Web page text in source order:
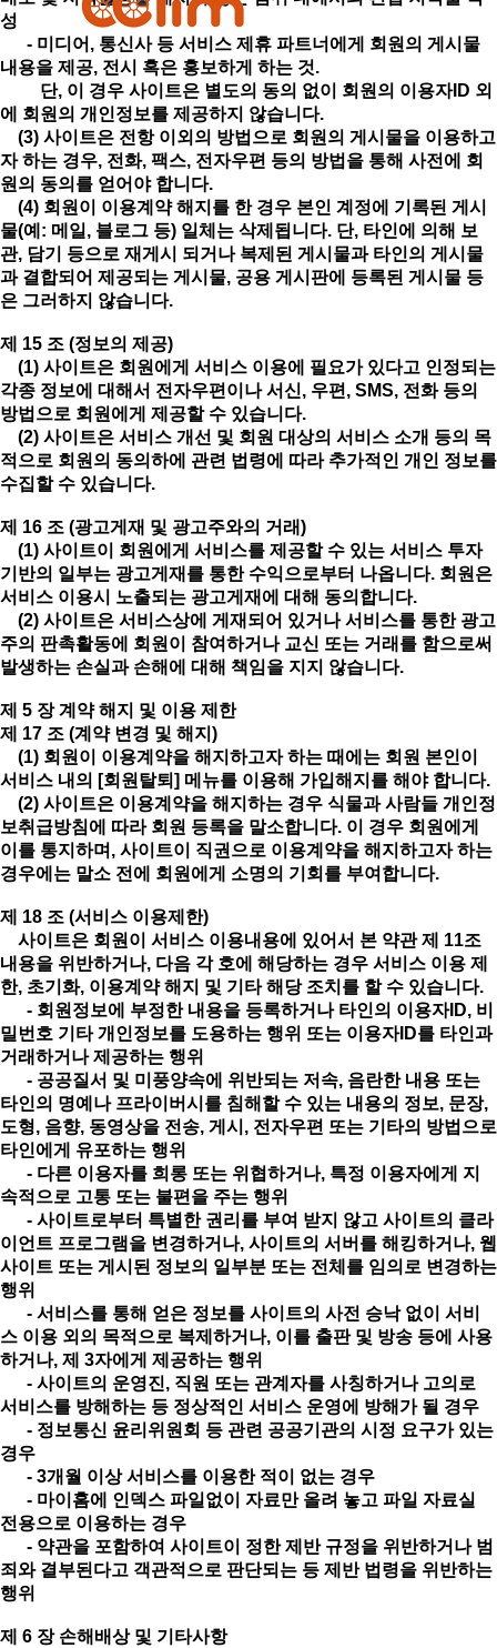
성
- 미디어, 통신사 등 서비스 제휴 파트너에게 회원의 게시물
내용을 제공, 전시 혹은 홍보하게 하는 것.
단, 이 경우 사이트은 별도의 동의 없이 회원의 이용자ID 외
에 회원의 개인정보를 제공하지 않습니다.
(3) 사이트은 전항 이외의 방법으로 회원의 게시물을 이용하고
자 하는 경우, 전화, 팩스, 전자우편 등의 방법을 통해 사전에 회
원의 동의를 얻어야 합니다.
(4) 회원이 이용계약 해지를 한 경우 본인 계정에 기록된 게시
물(예: 메일, 블로그 등) 일체는 삭제됩니다. 단, 타인에 의해 보
관, 담기 등으로 재게시 되거나 복제된 게시물과 타인의 게시물
과 결합되어 제공되는 게시물, 공용 게시판에 등록된 게시물 등
은 그러하지 않습니다.
제 15 조 (정보의 제공)
(1) 사이트은 회원에게 서비스 이용에 필요가 있다고 인정되는
각종 정보에 대해서 전자우편이나 서신, 우편, SMS, 전화 등의
방법으로 회원에게 제공할 수 있습니다.
(2) 사이트은 서비스 개선 및 회원 대상의 서비스 소개 등의 목
적으로 회원의 동의하에 관련 법령에 따라 추가적인 개인 정보를
수집할 수 있습니다.
제 16 조 (광고게재 및 광고주와의 거래)
(1) 사이트이 회원에게 서비스를 제공할 수 있는 서비스 투자
기반의 일부는 광고게재를 통한 수익으로부터 나옵니다. 회원은
서비스 이용시 노출되는 광고게재에 대해 동의합니다.
(2) 사이트은 서비스상에 게재되어 있거나 서비스를 통한 광고
주의 판촉활동에 회원이 참여하거나 교신 또는 거래를 함으로써
발생하는 손실과 손해에 대해 책임을 지지 않습니다.
제 5 장 계약 해지 및 이용 제한
제 17 조 (계약 변경 및 해지)
(1) 회원이 이용계약을 해지하고자 하는 때에는 회원 본인이
서비스 내의 [회원탈퇴] 메뉴를 이용해 가입해지를 해야 합니다.
(2) 사이트은 이용계약을 해지하는 경우 식물과 사람들 개인정
보취급방침에 따라 회원 등록을 말소합니다. 이 경우 회원에게
이를 통지하며, 사이트이 직권으로 이용계약을 해지하고자 하는
경우에는 말소 전에 회원에게 소명의 기회를 부여합니다.
제 18 조 (서비스 이용제한)
사이트은 회원이 서비스 이용내용에 있어서 본 약관 제 11조
내용을 위반하거나, 다음 각 호에 해당하는 경우 서비스 이용 제
한, 초기화, 이용계약 해지 및 기타 해당 조치를 할 수 있습니다.
- 회원정보에 부정한 내용을 등록하거나 타인의 이용자ID, 비
밀번호 기타 개인정보를 도용하는 행위 또는 이용자ID를 타인과
거래하거나 제공하는 행위
- 공공질서 및 미풍양속에 위반되는 저속, 음란한 내용 또는
타인의 명예나 프라이버시를 침해할 수 있는 내용의 정보, 문장,
도형, 음향, 동영상을 전송, 게시, 전자우편 또는 기타의 방법으로
타인에게 유포하는 행위
- 다른 이용자를 희롱 또는 위협하거나, 특정 이용자에게 지
속적으로 고통 또는 불편을 주는 행위
- 사이트로부터 특별한 권리를 부여 받지 않고 사이트의 클라
이언트 프로그램을 변경하거나, 사이트의 서버를 해킹하거나, 웹
사이트 또는 게시된 정보의 일부분 또는 전체를 임의로 변경하는
행위
- 서비스를 통해 얻은 정보를 사이트의 사전 승낙 없이 서비
스 이용 외의 목적으로 복제하거나, 이를 출판 및 방송 등에 사용
하거나, 제 3자에게 제공하는 행위
- 사이트의 운영진, 직원 또는 관계자를 사칭하거나 고의로
서비스를 방해하는 등 정상적인 서비스 운영에 방해가 될 경우
- 정보통신 윤리위원회 등 관련 공공기관의 시정 요구가 있는
경우
- 3개월 이상 서비스를 이용한 적이 없는 경우
- 마이홈에 인덱스 파일없이 자료만 올려 놓고 파일 자료실
전용으로 이용하는 경우
- 약관을 포함하여 사이트이 정한 제반 규정을 위반하거나 범
죄와 결부된다고 객관적으로 판단되는 등 제반 법령을 위반하는
행위
제 6 장 손해배상 및 기타사항